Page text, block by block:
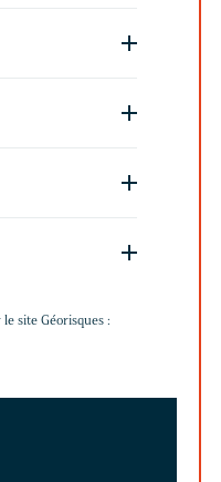
site Géorisques :